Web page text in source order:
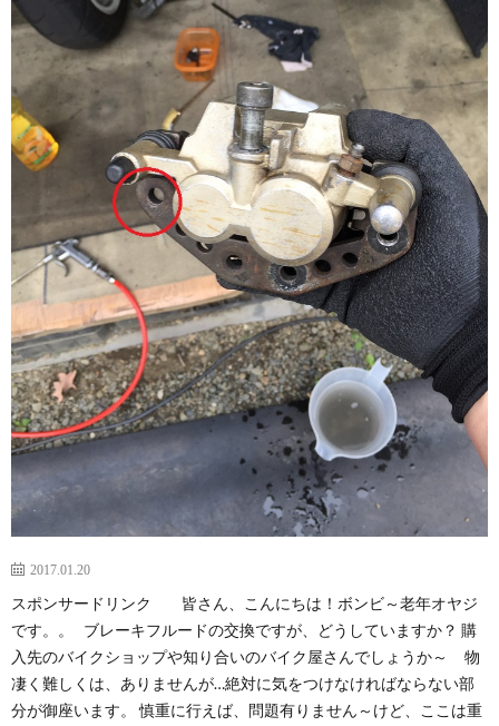
2017.01.20
スポンサードリンク 皆さん、こんにちは！ボンビ～老年オヤジ
です。。 ブレーキフルードの交換ですが、どうしていますか？ 購
入先のバイクショップや知り合いのバイク屋さんでしょうか～ 物
凄く難しくは、ありませんが…絶対に気をつけなければならない部
分が御座います。 慎重に行えば、問題有りません～けど、ここは重